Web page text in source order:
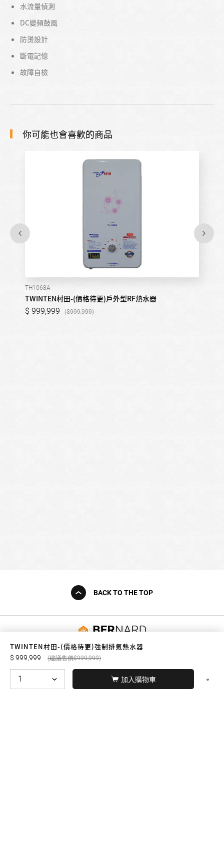
TWINTEN村田-(價格待更)強制排氣熱水器
999,999 999,999
加入購物車
水流量偵測
DC變頻鼓風
防燙設計
斷電記憶
故障自檢
你可能也會喜歡的商品
TH1068A
TWINTEN村田-(價格待更)戶外型RF熱水器
999,999 999,999
BACK TO THE TOP
友誠購物
© BERNARD 2021 WEBDESIGN